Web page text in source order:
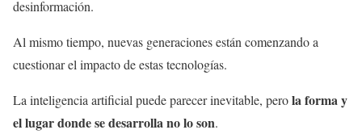
desinformación.
Al mismo tiempo, nuevas generaciones están comenzando a
cuestionar el impacto de estas tecnologías.
La inteligencia artificial puede parecer inevitable, perola forma y
el lugar donde se desarrolla no lo son.